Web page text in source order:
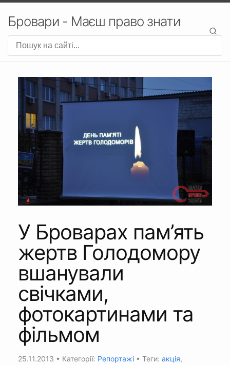
Бровари - Маєш право знати
У Броварах пам’ять
жертв Голодомору
вшанували
свічками,
фотокартинами та
фільмом
25.11.2013 • Категорії: Репортажі • Теги: акція,